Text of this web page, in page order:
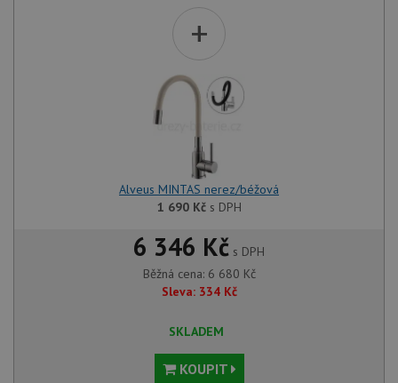
+
Alveus MINTAS nerez/béžová
1 690 Kčs DPH
6 346 Kč s DPH
Běžná cena: 6 680 Kč
Sleva: 334 Kč
SKLADEM
KOUPIT